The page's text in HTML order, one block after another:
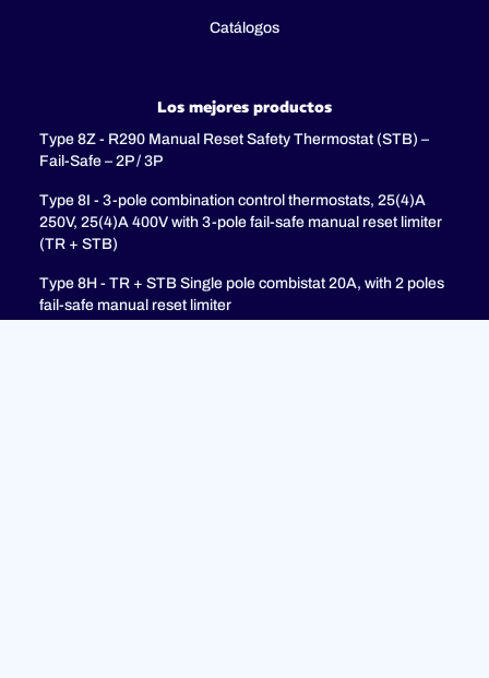
Catálogos
Los mejores productos
Type 8Z - R290 Manual Reset Safety Thermostat (STB) –
Fail-Safe – 2P / 3P
Type 8I - 3-pole combination control thermostats, 25(4)A
250V, 25(4)A 400V with 3-pole fail-safe manual reset limiter
(TR + STB)
Type 8H - TR + STB Single pole combistat 20A, with 2 poles
fail-safe manual reset limiter